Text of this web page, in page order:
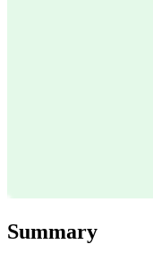
indirectosImpuestos
Summary